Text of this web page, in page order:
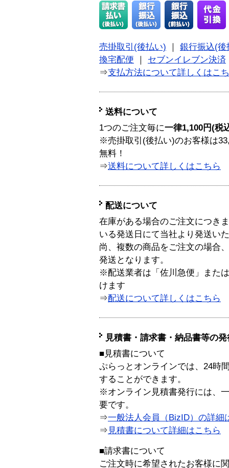
売掛取引(後払い)
銀行振込(後
換宅配便
セブンイレブン決済
⇒支払方法について詳しくはこ
送料について
1つのご注文毎に一律1,100円(税
※売掛取引(後払い)のお客様は
無料！
⇒送料について詳しくはこちら
配送について
在庫がある場合のご注文につき
いる発送日にて当社より発送い
尚、複数の商品をご注文の場合
発送となります。
※配送業者は「佐川急便」また
けます
⇒配送について詳しくはこちら
見積書・請求書・納品書等の
■見積書について
ぷらっとオンラインでは、24時
することができます。
※オンライン見積書発行には、
要です。
⇒一般法人会員（BizID）の詳細
⇒ 見積書について詳細はこちら
■請求書について
ご注文時に希望されたお客様に